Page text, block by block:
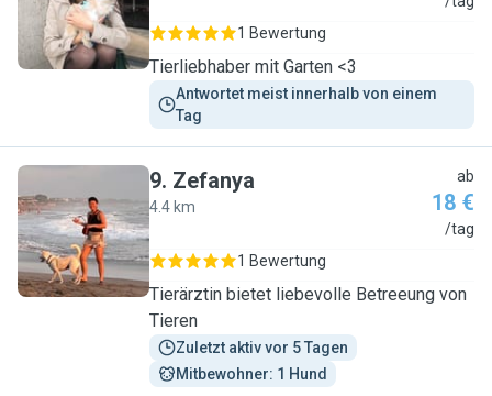
1 Bewertung
Tierliebhaber mit Garten <3
Antwortet meist innerhalb von einem
Tag
Z
9. Zefanya
4.4 km
ab
18 €
/tag
1 Bewertung
Tierärztin bietet liebevolle Betreeung von
Tieren
Zuletzt aktiv vor 5 Tagen
Mitbewohner: 1 Hund